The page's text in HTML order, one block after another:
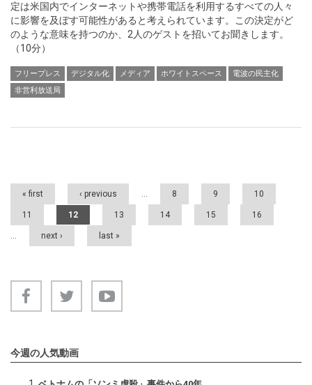
定は米国内でインターネットや携帯電話を利用するすべての人々
に影響を及ぼす可能性があると考えられています。この決定がど
のような意味を持つのか、2人のゲストを招いてお聞きします。
（10分）
フリープレス デジタル化 メディア ホワイトスペース
電波の民主化
非営利放送局
Pages
« first ‹ previous … 8 9 10
11 12 13 14 15 16
… next › last »
今週の人気動画